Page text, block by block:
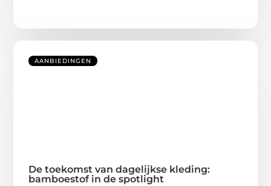
AANBIEDINGEN
De toekomst van dagelijkse kleding:
bamboestof in de spotlight